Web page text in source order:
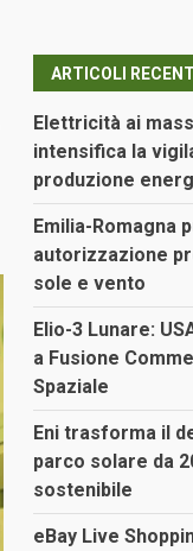
ARTICOLI RECENTI
Elettricità ai
intensifica la
produzione
Emilia-Romagna
autorizzazione
sole e vento
Elio-3 Lunare:
a Fusione
Spaziale
Eni trasforma il
parco solare da
sostenibile
eBay Live